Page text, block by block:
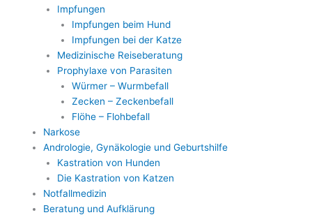
Impfungen
Impfungen beim Hund
Impfungen bei der Katze
Medizinische Reiseberatung
Prophylaxe von Parasiten
Würmer – Wurmbefall
Zecken – Zeckenbefall
Flöhe – Flohbefall
Narkose
Andrologie, Gynäkologie und Geburtshilfe
Kastration von Hunden
Die Kastration von Katzen
Notfallmedizin
Beratung und Aufklärung